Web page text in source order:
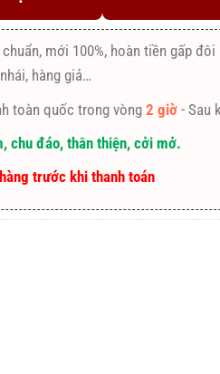
mới 100%, hoàn tiền gấp đôi
hàng giả…
toàn quốc trong vòng 2 giờ- Sau
chu đáo, thân thiện, cởi mở.
trước khi thanh toán